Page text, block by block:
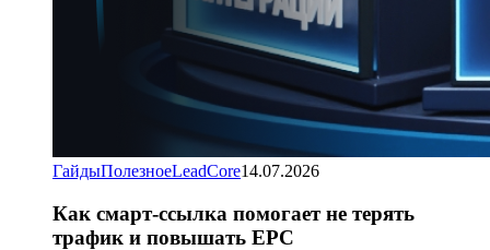
ГайдыПолезноеLeadCore14.07.2026
Как смарт-ссылка помогает не терять
трафик и повышать EPC